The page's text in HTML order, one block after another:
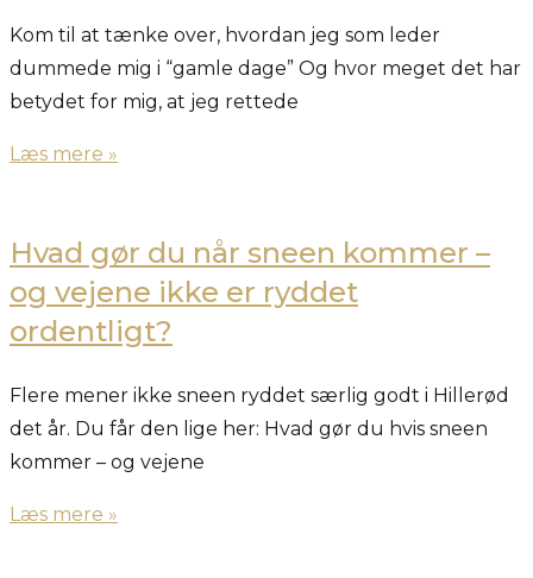
Kom til at tænke over, hvordan jeg som leder
dummede mig i “gamle dage” Og hvor meget det har
betydet for mig, at jeg rettede
Læs mere »
Hvad gør du når sneen kommer –
og vejene ikke er ryddet
ordentligt?
Flere mener ikke sneen ryddet særlig godt i Hillerød
det år. Du får den lige her: Hvad gør du hvis sneen
kommer – og vejene
Læs mere »